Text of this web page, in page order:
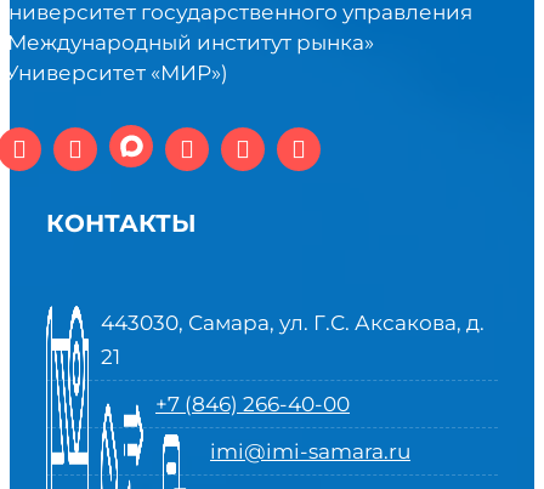
государственного управления
институт рынка»
«МИР»)
КОНТАКТЫ
443030, Самара, ул. Г.С. Аксакова, д.
21
+7 (846) 266-40-00
imi@imi-samara.ru